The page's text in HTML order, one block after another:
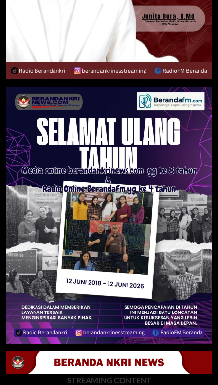
STREAMING CONTENT